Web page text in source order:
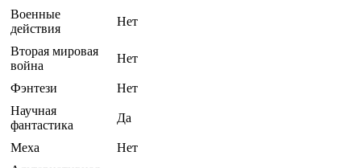
Военные
действия
Нет
Вторая мировая
война
Нет
Фэнтези
Нет
Научная
фантастика
Да
Меха
Нет